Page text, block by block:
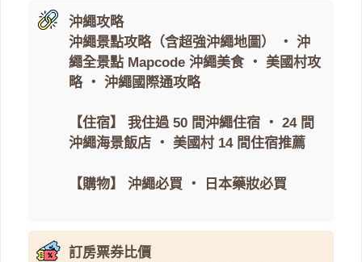
沖繩攻略
沖繩景點攻略（含超強沖繩地圖）
・ 沖
繩全景點 Mapcode 沖繩美食・ 美國村攻
略・ 沖繩國際通攻略
【住宿】 我住過 50 間沖繩住宿 ・ 24 間
沖繩海景飯店 ・ 美國村 14 間住宿推薦
【購物】 沖繩必買 ・ 日本藥妝必買
訂房票券比價